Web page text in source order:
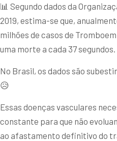
📊 Segundo dados da
2019, estima-se que,
milhões de casos de
uma morte a cada 37 segundos.
No Brasil, os dados são
😥
Essas doenças vasculares
constante para que não
ao afastamento definitivo do